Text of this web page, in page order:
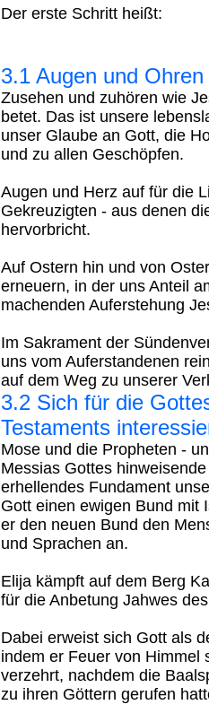
Der erste Schritt heißt:
3.1 Augen und
Zusehen und zuhören wie
betet. Das ist unsere
unser Glaube an Gott, die
und zu allen Geschöpfen.
Augen und Herz auf für die
Gekreuzigten - aus denen
hervorbricht.
Auf Ostern hin und von
erneuern, in der uns Anteil
machenden Auferstehung
Im Sakrament der
uns vom Auferstandenen
auf dem Weg zu unserer
3.2 Sich für die
Testaments
Mose und die Propheten -
Messias Gottes
erhellendes Fundament
Gott einen ewigen Bund mit
er den neuen Bund den
und Sprachen an.
Elija kämpft auf dem Berg
für die Anbetung Jahwes
Dabei erweist sich Gott als
indem er Feuer von Himmel
verzehrt, nachdem die
zu ihren Göttern gerufen